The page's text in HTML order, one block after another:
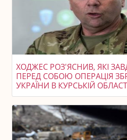
ХОДЖЕС РОЗ'ЯСНИВ, ЯКІ
ПЕРЕД СОБОЮ ОПЕРАЦІЯ
УКРАЇНИ В КУРСЬКІЙ